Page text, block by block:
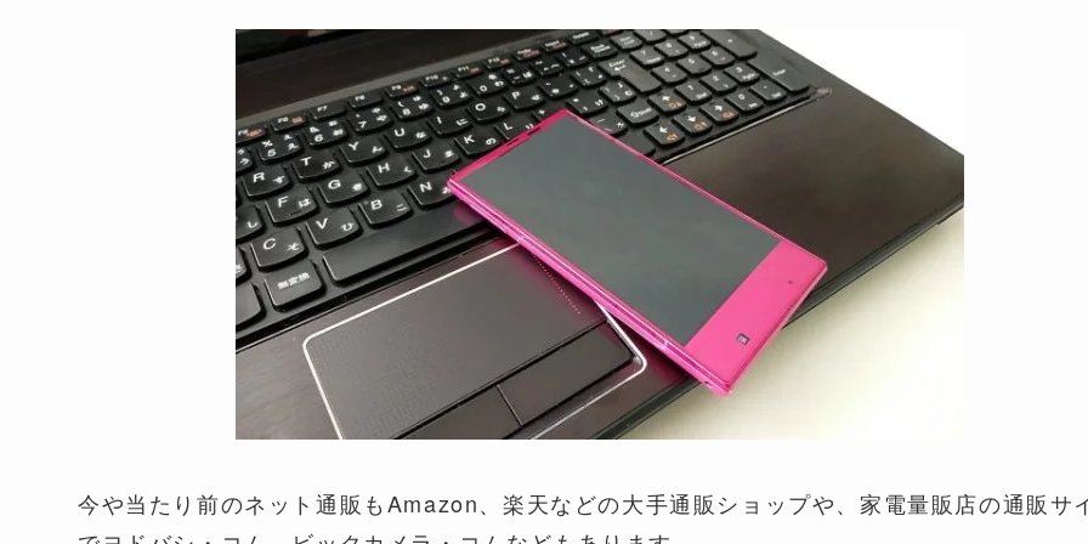
今や当たり前のネット通販もAmazon、楽天などの大手通販ショップや、家電量販店の通販サ